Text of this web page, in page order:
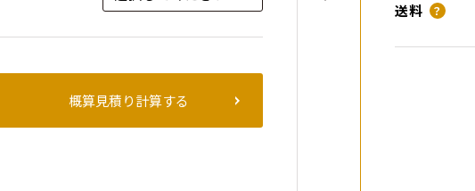
概算見積り計算する
送料 ？